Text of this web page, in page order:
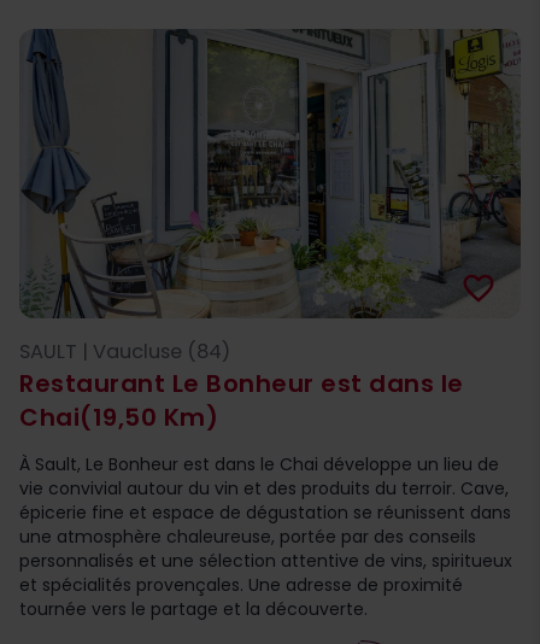
Restaurant Le Bonheur est dans le
Chai(19,50 Km)
favorite_border
SAULT | Vaucluse (84)
À Sault, Le Bonheur est dans le Chai développe un lieu de
vie convivial autour du vin et des produits du terroir. Cave,
épicerie fine et espace de dégustation se réunissent dans
une atmosphère chaleureuse, portée par des conseils
personnalisés et une sélection attentive de vins, spiritueux
et spécialités provençales. Une adresse de proximité
tournée vers le partage et la découverte.